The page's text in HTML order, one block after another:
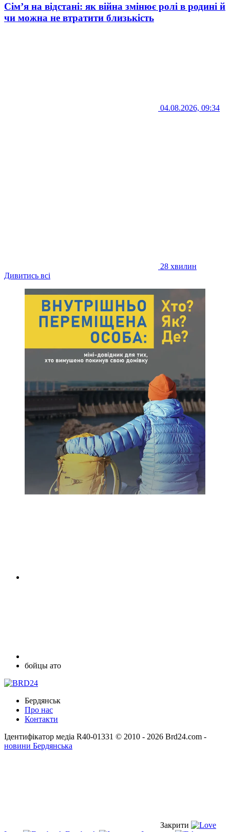
Сім’я на відстані: як війна змінює ролі в родині й
чи можна не втратити близькість
04.08.2026, 09:34
28 хвилин
Дивитись всі
бойцы ато
Бердянськ
Про нас
Контакти
Ідентифікатор медіа R40-01331 © 2010 - 2026 Brd24.com -
новини Бердянська
Закрити